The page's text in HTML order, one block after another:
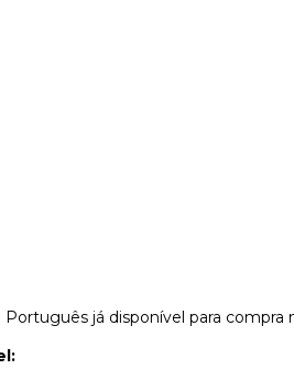
Português já disponível para